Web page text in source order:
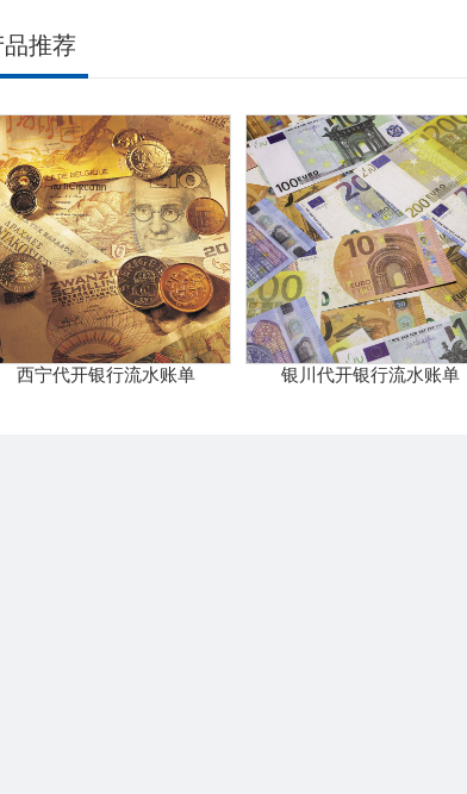
品推荐
西宁代开银行流水账单 银川代开银行流水账单